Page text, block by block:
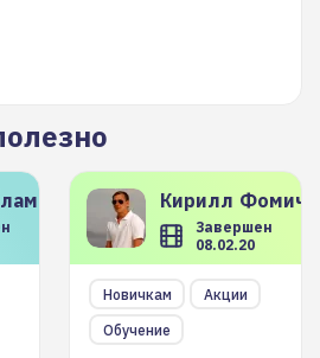
Кирилл
Завершен
08.02.20
Новичкам
Акции
Обучение